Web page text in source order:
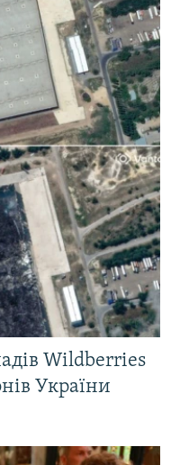
Wildberries
України